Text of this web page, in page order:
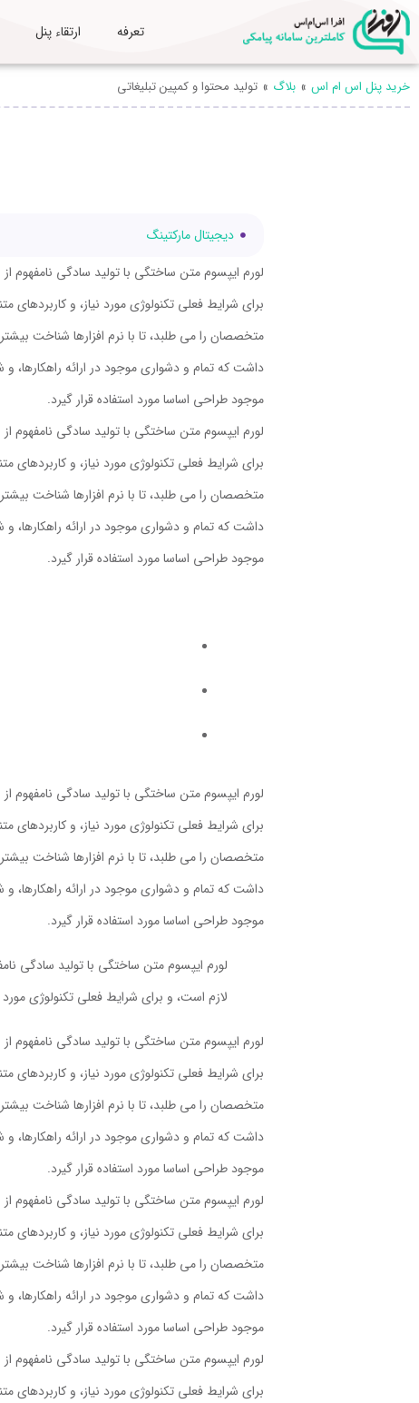
تعرفه ارتقاء پنل
خرید پنل اس ام اس » بلاگ » تولید محتوا و کمپین تبلیغاتی
دیجیتال مارکتینگ
لورم ایپسوم متن ساختگی با تولید سادگی نامفهوم
برای شرایط فعلی تکنولوژی مورد نیاز، و
متخصصان را می طلبد، تا با نرم افزارها شناخت
داشت که تمام و دشواری موجود در ارائه
موجود طراحی اساسا مورد استفاده قرار گیرد.
لورم ایپسوم متن ساختگی با تولید سادگی نامفهوم
برای شرایط فعلی تکنولوژی مورد نیاز، و
متخصصان را می طلبد، تا با نرم افزارها شناخت
داشت که تمام و دشواری موجود در ارائه
موجود طراحی اساسا مورد استفاده قرار گیرد.
لورم ایپسوم متن ساختگی با تولید سادگی نامفهوم
برای شرایط فعلی تکنولوژی مورد نیاز، و
متخصصان را می طلبد، تا با نرم افزارها شناخت
داشت که تمام و دشواری موجود در ارائه
موجود طراحی اساسا مورد استفاده قرار گیرد.
لورم ایپسوم متن ساختگی با تولید سادگی
لازم است، و برای شرایط فعلی تکنولوژی مورد
لورم ایپسوم متن ساختگی با تولید سادگی نامفهوم
برای شرایط فعلی تکنولوژی مورد نیاز، و
متخصصان را می طلبد، تا با نرم افزارها شناخت
داشت که تمام و دشواری موجود در ارائه
موجود طراحی اساسا مورد استفاده قرار گیرد.
لورم ایپسوم متن ساختگی با تولید سادگی نامفهوم
برای شرایط فعلی تکنولوژی مورد نیاز، و
متخصصان را می طلبد، تا با نرم افزارها شناخت
داشت که تمام و دشواری موجود در ارائه
موجود طراحی اساسا مورد استفاده قرار گیرد.
لورم ایپسوم متن ساختگی با تولید سادگی نامفهوم
برای شرایط فعلی تکنولوژی مورد نیاز، و